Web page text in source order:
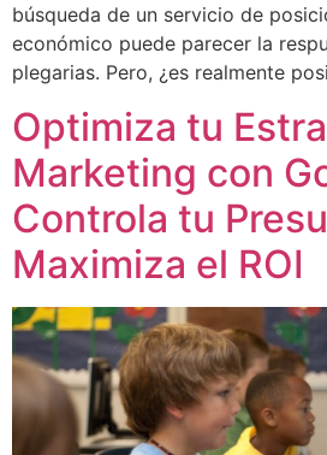
búsqueda de un servicio de
económico puede parecer la
plegarias. Pero, ¿es realmente
Optimiza tu
Marketing con
Controla tu
Maximiza el ROI